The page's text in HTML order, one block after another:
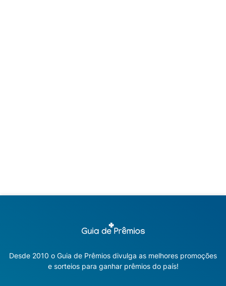
Desde 2010 o Guia de Prêmios divulga as melhores promoções
e sorteios para ganhar prêmios do país!